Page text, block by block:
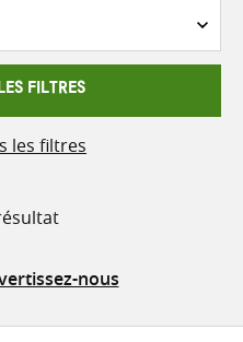
FILTRES
les filtres
nous